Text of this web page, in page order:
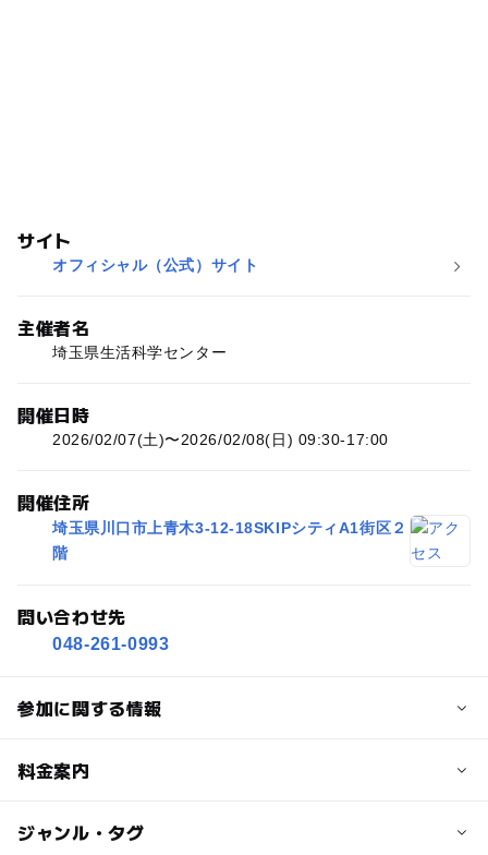
サイト
オフィシャル（公式）サイト
主催者名
埼玉県生活科学センター
開催日時
2026/02/07(土)〜2026/02/08(日) 09:30-17:00
開催住所
埼玉県川口市上青木3-12-18SKIPシティA1街区２
階
問い合わせ先
048-261-0993
参加に関する情報
対象年齢
料金案内
子供の料金
ジャンル・タグ